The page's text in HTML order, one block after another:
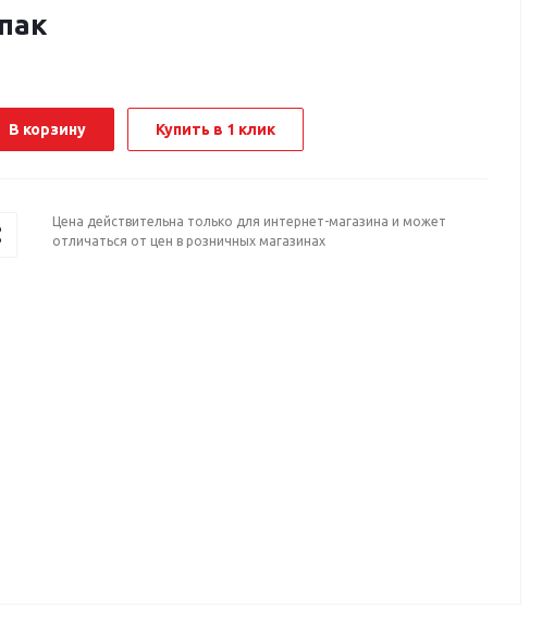
В корзину Купить в 1 клик
Цена действительна только для интернет-магазина и может
отличаться от цен в розничных магазинах